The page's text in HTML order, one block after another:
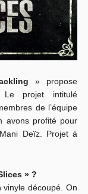
» propose
Le projet intitulé
de l’équipe
avons profité pour
Deïz. Projet à
» ?
découpé. On